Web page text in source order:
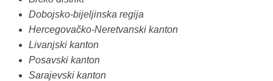
Dobojsko-bijeljinska regija
Hercegovačko-Neretvanski kanton
Livanjski kanton
Posavski kanton
Sarajevski kanton